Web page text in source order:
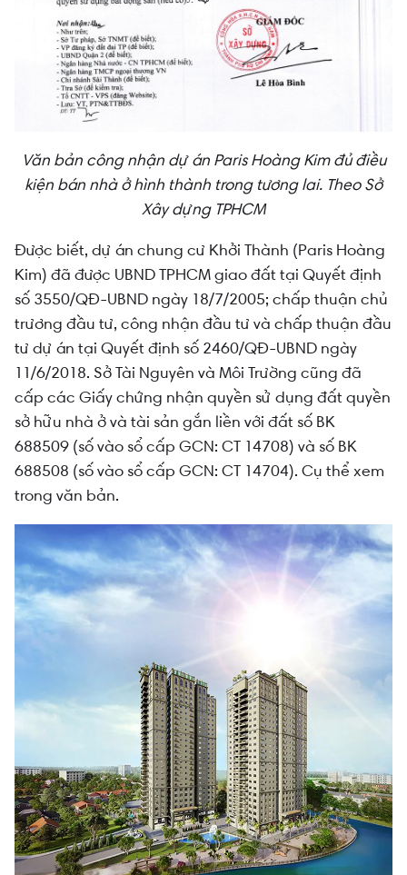
Văn bản công nhận dự án Paris Hoàng Kim đủ điều
kiện bán nhà ở hình thành trong tương lai. Theo Sở
Xây dựng TPHCM
Được biết, dự án chung cư Khởi Thành (Paris Hoàng
Kim) đã được UBND TPHCM giao đất tại Quyết định
số 3550/QĐ-UBND ngày 18/7/2005; chấp thuận chủ
trương đầu tư, công nhận đầu tư và chấp thuận đầu
tư dự án tại Quyết định số 2460/QĐ-UBND ngày
11/6/2018. Sở Tài Nguyên và Môi Trường cũng đã
cấp các Giấy chứng nhận quyền sử dụng đất quyền
sở hữu nhà ở và tài sản gắn liền với đất số BK
688509 (số vào sổ cấp GCN: CT 14708) và số BK
688508 (số vào sổ cấp GCN: CT 14704). Cụ thể xem
trong văn bản.